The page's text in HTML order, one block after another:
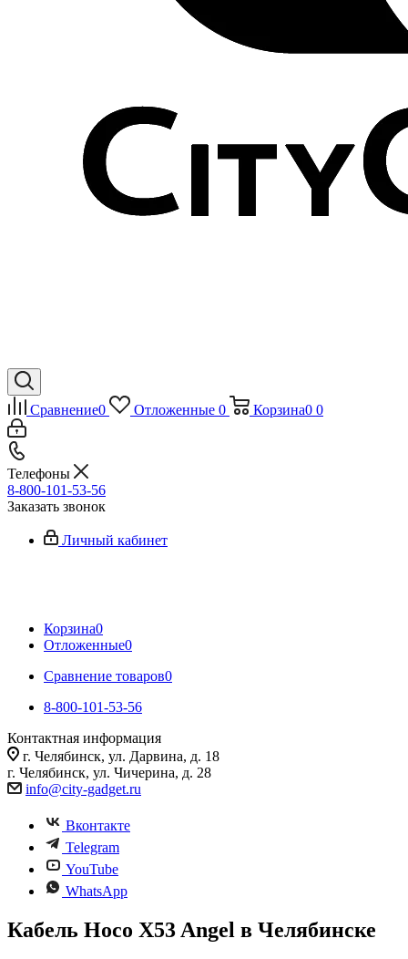
Сравнение0 Отложенные 0 Корзина0 0
Телефоны
8-800-101-53-56
Заказать звонок
Личный кабинет
Корзина0
Отложенные0
Сравнение товаров0
8-800-101-53-56
Контактная информация
г. Челябинск, ул. Дарвина, д. 18
г. Челябинск, ул. Чичерина, д. 28
info@city-gadget.ru
Вконтакте
Telegram
YouTube
WhatsApp
Кабель Hoco X53 Angel в Челябинске